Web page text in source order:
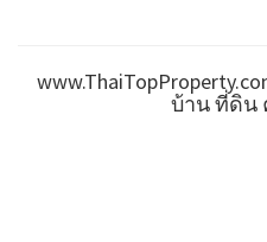
บ้าน ที่ดิน